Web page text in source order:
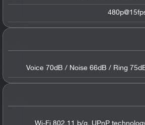
Voice 70dB / Noise 66dB / Ring